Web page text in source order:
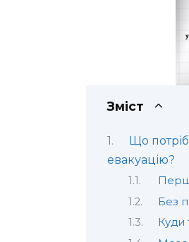
Зміст
Що
евакуацію?
Без
Куди